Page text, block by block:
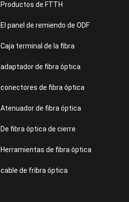
Productos de FTTH
El panel de remiendo de ODF
Caja terminal de la fibra
adaptador de fibra óptica
conectores de fibra óptica
Atenuador de fibra óptica
De fibra óptica de cierre
Herramientas de fibra óptica
cable de fribra óptica